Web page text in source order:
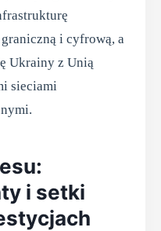
i cyfrową, a
Ukrainy z Unią
sieciami
i setki